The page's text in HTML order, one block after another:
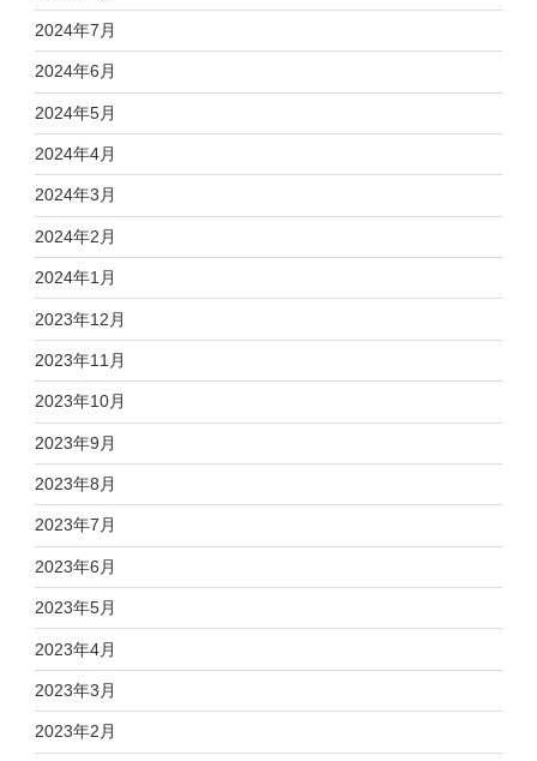
2024年7月
2024年6月
2024年5月
2024年4月
2024年3月
2024年2月
2024年1月
2023年12月
2023年11月
2023年10月
2023年9月
2023年8月
2023年7月
2023年6月
2023年5月
2023年4月
2023年3月
2023年2月